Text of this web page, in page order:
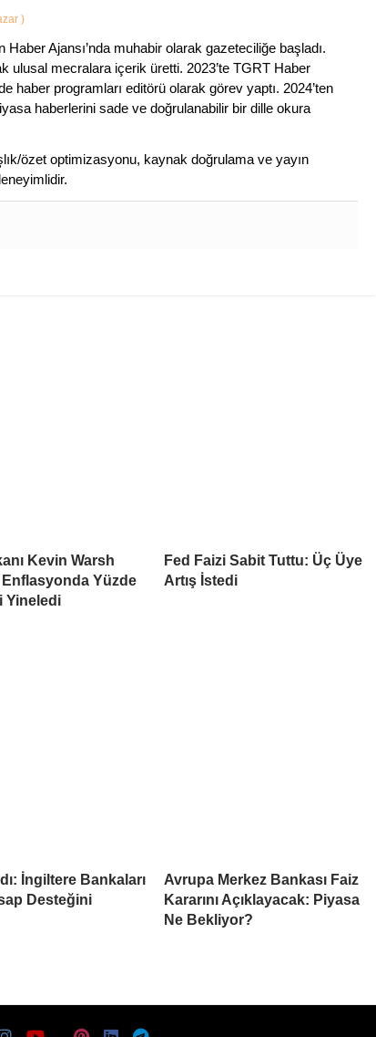
)
Ajansı’nda muhabir olarak gazeteciliğe başladı.
ulusal mecralara içerik üretti. 2023’te TGRT Haber
haber programları editörü olarak görev yaptı. 2024’ten
haberlerini sade ve doğrulanabilir bir dille okura
özet optimizasyonu, kaynak doğrulama ve yayın
Kevin Warsh
Yüzde
Yineledi
Fed Faizi Sabit Tuttu: Üç Üye
Artış İstedi
İngiltere Bankaları
Desteğini
Avrupa Merkez Bankası Faiz
Kararını Açıklayacak: Piyasa
Ne Bekliyor?